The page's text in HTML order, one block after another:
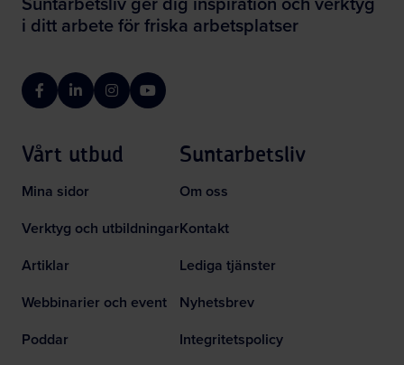
i ditt arbete för friska arbetsplatser
FacebookLinkedInInstagramYouTube
Vårt utbud
Mina sidor
Verktyg och utbildningar
Artiklar
Webbinarier och event
Poddar
Suntarbetsliv
Om oss
Kontakt
Lediga tjänster
Nyhetsbrev
Integritetspolicy